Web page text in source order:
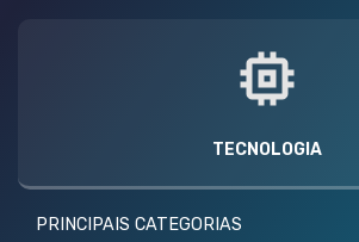
TECNOLOGIA
PRINCIPAIS CATEGORIAS